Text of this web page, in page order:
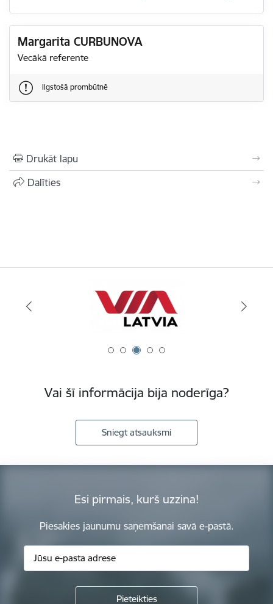
Margarita CURBUNOVA
Vecākā referente
Ilgstošā prombūtnē
Drukāt lapu
Dalīties
Vai šī informācija bija noderīga?
Sniegt atsauksmi
Esi pirmais, kurš uzzina!
Piesakies jaunumu saņemšanai savā e-pastā.